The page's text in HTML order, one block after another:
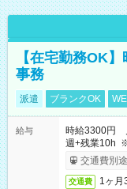
【在宅勤務OK
事務
派遣 ブランクOK
給与
時給3300円
週+残業10h ※
交通費別
交通費 1ヶ月